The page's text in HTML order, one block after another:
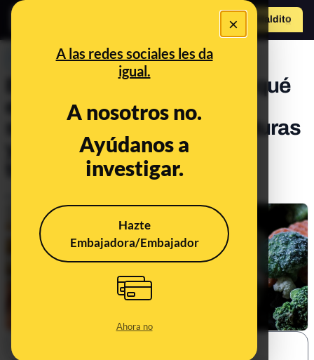
×
A las redes sociales les da
igual.
A nosotros no.
Ayúdanos a
investigar.
Hazte
Embajadora/Embajador
Ahora no
Hazte Maldito
PREBUNKING
El coronavirus y el frío: por qué
el SARS-CoV-2 puede
sobrevivir a bajas temperaturas
y hasta qué punto puede
transmitirse